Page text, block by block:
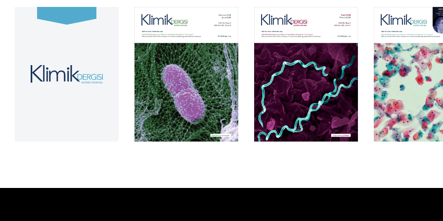
Cilt 39, Sayı 2 Cilt 39, Sayı 1 Cilt 38,